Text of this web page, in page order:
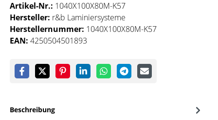
Artikel-Nr.: 1040X100X80M-K57
Hersteller: r&b Laminiersysteme
Herstellernummer: 1040X100X80M-K57
EAN: 4250504501893
Beschreibung